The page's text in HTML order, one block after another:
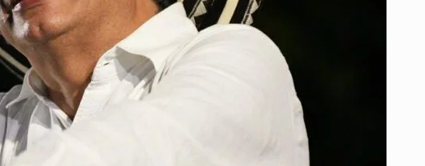
DESDE
SOLEDAD,
ATLÁNTICO